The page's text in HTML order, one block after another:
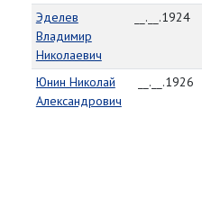
Эделев
Владимир
Николаевич
__.__.1924
Юнин Николай
Александрович
__.__.1926